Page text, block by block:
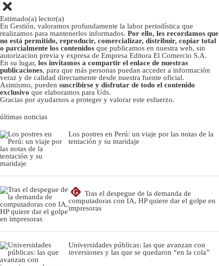
Estimado(a) lector(a)
En Gestión, valoramos profundamente la labor periodística que
realizamos para mantenerlos informados. Por ello, les recordamos que
no está permitido, reproducir, comercializar, distribuir, copiar total
o parcialmente los contenidos que publicamos en nuestra web, sin
autorizacion previa y expresa de Empresa Editora El Comercio S.A.
En su lugar, los invitamos a compartir el enlace de nuestras
publicaciones, para que más personas puedan acceder a información
veraz y de calidad directamente desde nuestra fuente oficial.
Asimismo, pueden suscribirse y disfrutar de todo el contenido
exclusivo que elaboramos para Uds.
Gracias por ayudarnos a proteger y valorar este esfuerzo.
últimas noticias
Los postres en Perú: un viaje por las notas de la
tentación y su maridaje
G
Tras el despegue de la demanda de
computadoras con IA, HP quiere dar el golpe en
impresoras
Universidades públicas: las que avanzan con
inversiones y las que se quedaron “en la cola”